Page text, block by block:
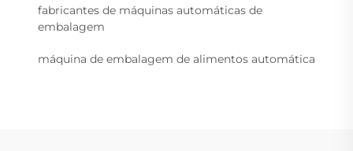
fabricantes de máquinas automáticas de
embalagem
máquina de embalagem de alimentos automática